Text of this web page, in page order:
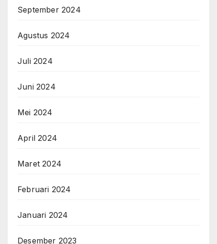
September 2024
Agustus 2024
Juli 2024
Juni 2024
Mei 2024
April 2024
Maret 2024
Februari 2024
Januari 2024
Desember 2023